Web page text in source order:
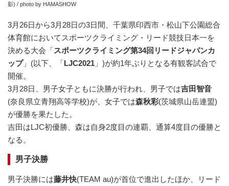
影) / photo by HAMASHOW
3月26日から3月28日の3日間、千葉県印西市・松山下公園総合
体育館においてスポーツクライミング・リード競技日本一を
決める大会「スポーツクライミング第34回リードジャパンカ
ップ」(以下、「LJC2021 」)が約1年ぶりとなる有観客試合で
開催。
3月28日、男子女子ともに決勝が行われ、男子では吉田智音
(奈良県立青翔高等学校)が、女子では森秋彩(茨城県山岳連盟)
が優勝を果たした。
吉田はLJC初優勝、森は自身2度目の連覇、通算4度目の優勝と
なる。
男子決勝
男子決勝には藤井快(TEAM au)が首位で進出したほか、リード